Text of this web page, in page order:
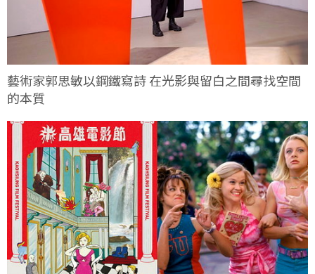
藝術家郭思敏以鋼鐵寫詩 在光影與留白之間尋找空間
的本質